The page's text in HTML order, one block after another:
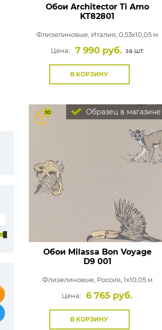
Обои Architector Ti Amo
KT82801
Флизелиновые, Италия, 0,53x10,05 м
Цена:
7 990 руб. за шт.
В КОРЗИНУ
Образец в магазине
Обои Milassa Bon Voyage
D9 001
Флизелиновые, Россия, 1x10,05 м
Цена:
6 765 руб.
В КОРЗИНУ